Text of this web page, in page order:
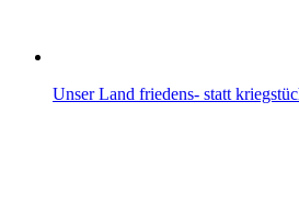
Unser Land friedens- statt